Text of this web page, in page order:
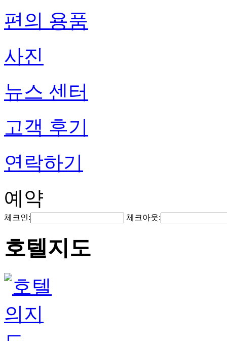
편의 용품
사진
뉴스 센터
고객 후기
연락하기
예약
체크인: 체크아웃:
호텔지도